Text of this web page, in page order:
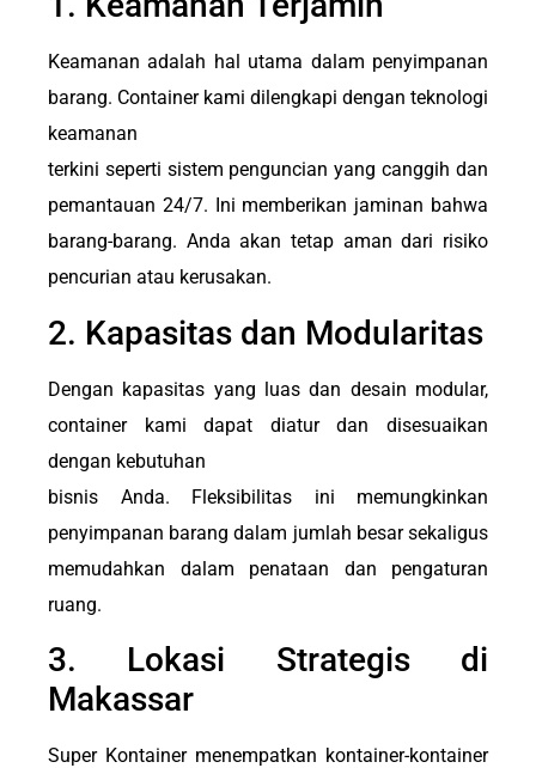
Keamanan adalah hal utama dalam penyimpanan
barang. Container kami dilengkapi dengan teknologi
keamanan
terkini seperti sistem penguncian yang canggih dan
pemantauan 24/7. Ini memberikan jaminan bahwa
barang-barang. Anda akan tetap aman dari risiko
pencurian atau kerusakan.
2. Kapasitas dan Modularitas
Dengan kapasitas yang luas dan desain modular,
container kami dapat diatur dan disesuaikan
dengan kebutuhan
bisnis Anda. Fleksibilitas ini memungkinkan
penyimpanan barang dalam jumlah besar sekaligus
memudahkan dalam penataan dan pengaturan
ruang.
3. Lokasi Strategis di
Makassar
Super Kontainer menempatkan kontainer-kontainer